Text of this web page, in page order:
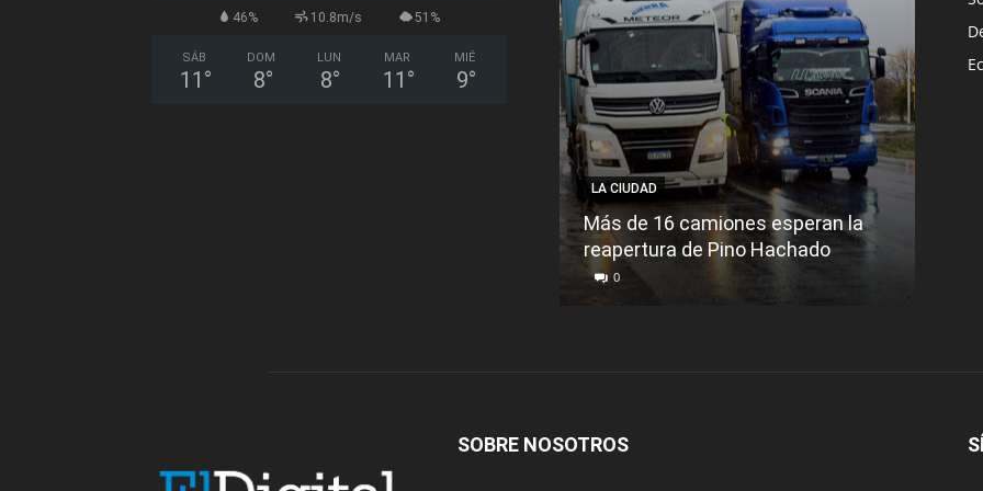
46% 10.8m/s 51%
SÁB
11 °
DOM
8°
LUN
8°
MAR
11 °
MIÉ
9°
LA CIUDAD
Más de 16 camiones esperan la
reapertura de Pino Hachado
0
SOBRE NOSOTROS